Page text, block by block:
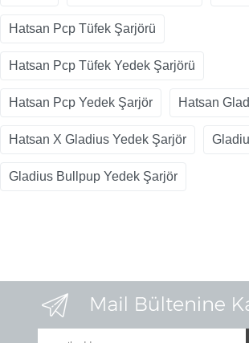
Hatsan Pcp Tüfek Şarjörü
Hatsan Pcp Tüfek Yedek Şarjörü
Hatsan Pcp Yedek Şarjör Hatsan
Hatsan X Gladius Yedek Şarjör
Gladius Bullpup Yedek Şarjör